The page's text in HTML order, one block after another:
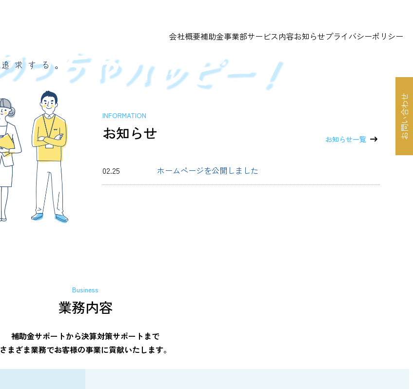
会社概要補助金事業部サービス内容お知らせプライバシーポリシー
お問い合わせ
INFORMATION
お知らせ お知らせ一覧
02.25 ホームページを公開しました
Business
業務内容
補助金サポートから決算対策サポートまで
さまざま業務でお客様の事業に貢献いたします。